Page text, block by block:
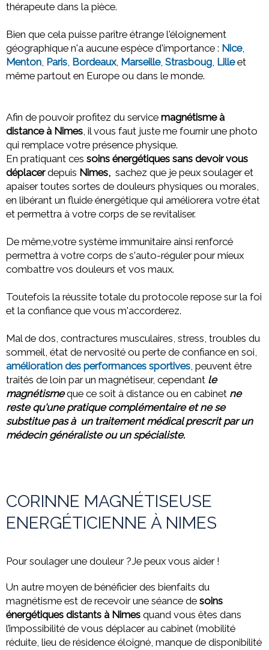
thérapeute dans la pièce.
Bien que cela puisse parître étrange l'éloignement
géographique n'a aucune espèce d'importance : Nice,
Menton, Paris, Bordeaux, Marseille, Strasboug, Lilleet
même partout en Europe ou dans le monde.
Afin de pouvoir profitez du service magnétisme à
distance à Nimes, il vous faut juste me fournir une photo
qui remplace votre présence physique.
En pratiquant ces soins énergétiques sans devoir vous
déplacerdepuis Nimes, sachez que je peux soulager et
apaiser toutes sortes de douleurs physiques ou morales,
en libérant un fluide énergétique qui améliorera votre état
et permettra à votre corps de se revitaliser.
De même,votre système immunitaire ainsi renforcé
permettra à votre corps de s'auto-réguler pour mieux
combattre vos douleurs et vos maux.
Toutefois la réussite totale du protocole repose sur la foi
et la confiance que vous m'accorderez.
Mal de dos, contractures musculaires, stress, troubles du
sommeil, état de nervosité ou perte de confiance en soi,
amélioration des performances sportives, peuvent être
traités de loin par un magnétiseur, cependant le
magnétismeque ce soit à distance ou en cabinet ne
reste qu'une pratique complémentaire et ne se
substitue pas à un traitement médical prescrit par un
médecin généraliste ou un spécialiste.
CORINNE MAGNÉTISEUSE
ENERGÉTICIENNE À NIMES
Pour soulager une douleur ?Je peux vous aider !
Un autre moyen de bénéficier des bienfaits du
magnétisme est de recevoir une séance de soins
énergétiques distants à Nimes quand vous êtes dans
l’impossibilité de vous déplacer au cabinet (mobilité
réduite, lieu de résidence éloigné, manque de disponibilité